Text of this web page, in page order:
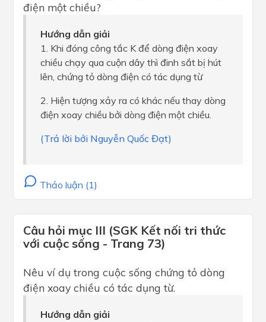
điện một chiều?
Hướng dẫn giải
1. Khi đóng công tắc K để dòng điện xoay
chiều chạy qua cuộn dây thì đinh sắt bị hút
lên, chứng tỏ dòng điện có tác dụng từ
2. Hiện tượng xảy ra có khác nếu thay dòng
điện xoay chiều bởi dòng điện một chiều.
(Trả lời bởi Nguyễn Quốc Đạt)
Thảo luận (1)
Câu hỏi mục III (SGK Kết nối tri thức
với cuộc sống - Trang 73)
Nêu ví dụ trong cuộc sống chứng tỏ dòng
điện xoay chiều có tác dụng từ.
Hướng dẫn giải